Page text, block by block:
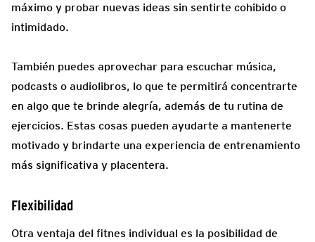
máximo y probar nuevas ideas sin sentirte cohibido o
intimidado.
También puedes aprovechar para escuchar música,
podcasts o audiolibros, lo que te permitirá concentrarte
en algo que te brinde alegría, además de tu rutina de
ejercicios. Estas cosas pueden ayudarte a mantenerte
motivado y brindarte una experiencia de entrenamiento
más significativa y placentera.
Flexibilidad
Otra ventaja del fitnes individual es la posibilidad de